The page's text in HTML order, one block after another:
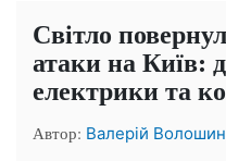
Світло
атаки на Київ:
електрики та
Автор: Валерій Волошин